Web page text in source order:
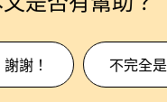
謝！ 不完全是